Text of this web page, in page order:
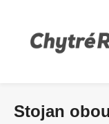
Stojan